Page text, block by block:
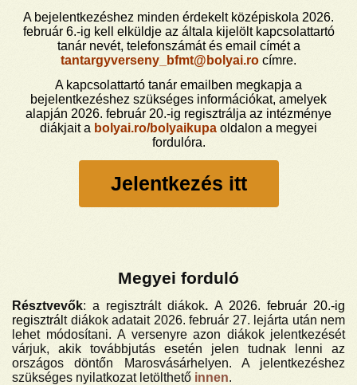
A bejelentkezéshez minden érdekelt középiskola 2026.
február 6.-ig kell elküldje az általa kijelölt kapcsolattartó
tanár nevét, telefonszámát és email címét a
tantargyverseny_bfmt@bolyai.ro címre.
A kapcsolattartó tanár emailben megkapja a
bejelentkezéshez szükséges információkat, amelyek
alapján 2026. február 20.-ig regisztrálja az intézménye
diákjait a bolyai.ro/bolyaikupa oldalon a megyei
fordulóra.
Jelentkezés itt
Megyei forduló
Résztvevők: a regisztrált diákok. A 2026. február 20.-ig
regisztrál t diákok adatait 2026. február 27. lejárta után nem
lehet módosítani. A versenyre azon diákok jelentkezését
várjuk, akik továbbjutás esetén jelen tudnak lenni az
országos döntőn Marosvásárhelyen. A jelentkezéshez
szükséges nyilatkozat letölthető innen.